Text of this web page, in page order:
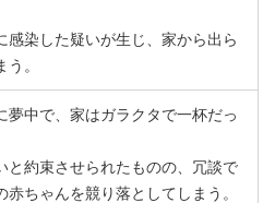
感染した疑いが生じ、家から出ら
。
夢中で、家はガラクタで一杯だっ
と約束させられたものの、冗談で
赤ちゃんを競り落としてしまう。